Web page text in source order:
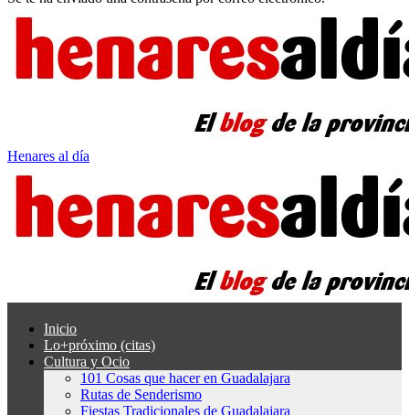
Henares al día
Inicio
Lo+próximo (citas)
Cultura y Ocio
101 Cosas que hacer en Guadalajara
Rutas de Senderismo
Fiestas Tradicionales de Guadalajara